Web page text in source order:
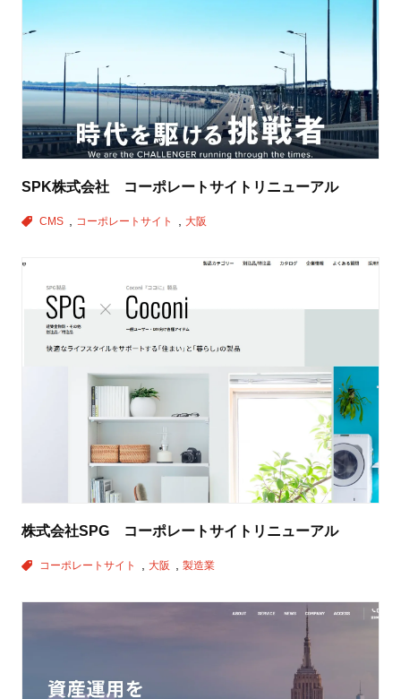
SPK株式会社 コーポレートサイトリニューアル
CMS コーポレートサイト 大阪
株式会社SPG コーポレートサイトリニューアル
コーポレートサイト 大阪 製造業